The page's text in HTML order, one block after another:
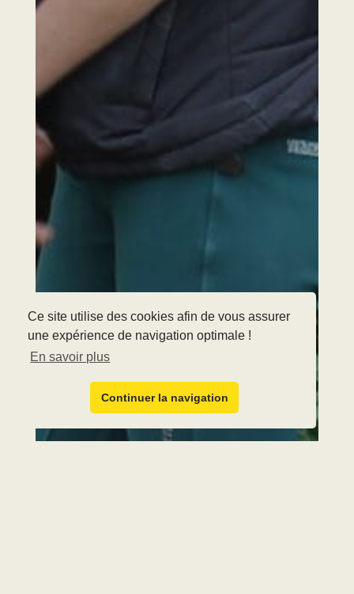
Ce site utilise des cookies afin de vous assurer
une expérience de navigation optimale !
En savoir plus
Continuer la navigation